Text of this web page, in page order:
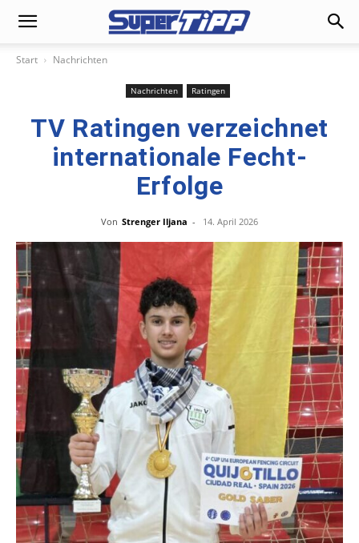
Start Nachrichten
Nachrichten Ratingen
TV Ratingen verzeichnet
internationale Fecht-
Erfolge
Von Strenger Iljana - 14. April 2026